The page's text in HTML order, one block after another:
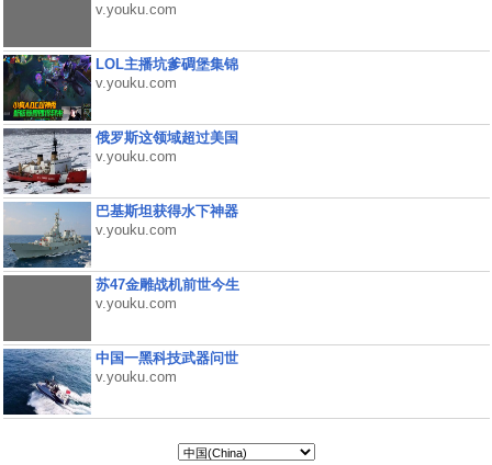
v.youku.com
LOL主播坑爹碉堡集锦
v.youku.com
俄罗斯这领域超过美国
v.youku.com
巴基斯坦获得水下神器
v.youku.com
苏47金雕战机前世今生
v.youku.com
中国一黑科技武器问世
v.youku.com